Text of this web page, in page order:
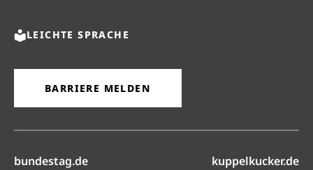
LEICHTE SPRACHE
BARRIERE MELDEN
bundestag.de(öffnet in neuem Reiter)kuppelkucker.de